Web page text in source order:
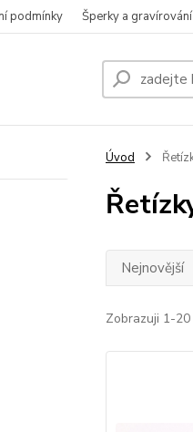
podmínky Šperky a gravírování
Úvod
Nejnovější
Zobrazuji 1-